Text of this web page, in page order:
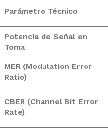
Parámetro Técnico
Potencia de Señal en
Toma
MER (Modulation Error
Ratio)
CBER (Channel Bit Error
Rate)